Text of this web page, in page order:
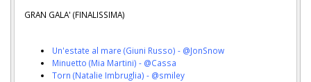
GRAN GALA' (FINALISSIMA)
Un'estate al mare (Giuni Russo) - @JonSnow
Minuetto (Mia Martini) - @Cassa
Torn (Natalie Imbruglia) - @smiley